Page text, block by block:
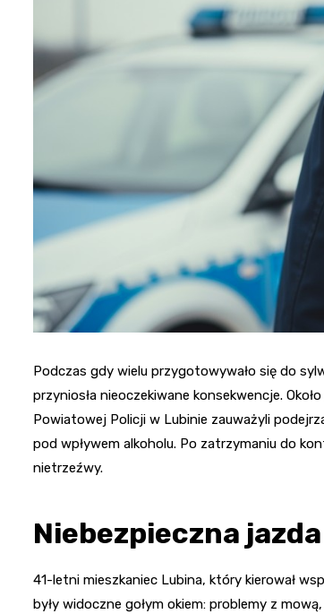
Podczas gdy wielu przygotowywało się do
przyniosła nieoczekiwane konsekwencje.
Powiatowej Policji w Lubinie zauważyli
pod wpływem alkoholu. Po zatrzymaniu do
nietrzeźwy.
Niebezpieczna
41-letni mieszkaniec Lubina, który kierował
były widoczne gołym okiem: problemy z